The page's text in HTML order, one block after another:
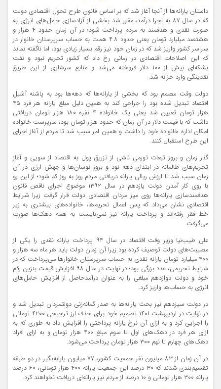
داستان یارانه‌ها از آنجا آغاز شد که بر اساس قانون طرح تحول اقتصادی دولت
که در سال ۸۷ به اجرا درآمد، مقرر شد بخشی از آزادسازی حامل‌های انرژی به
صورت نقدی و هدفمند به مردم پرداخت شود؛ در آن زمان حدود ۴ هزار و
هشتصد میلیارد تومان یعنی حدود ۴.۸ همت به حساب سرپرستان خانوار در
سراسر کشور واریز شد که در زمان خود نیز رقم بسیار زیادی بود، اما ناگفته نماند
که این اصلاحات اقتصادی در زمانی رخ داد که کشور تحریم نبود و نفت
بشکه‌ای بیش از ۱۰۰ دلار فروخته می‌شد و منابع سرشاری از این طریق
نقدینگی وارد خزانه شد.
دولت وقت مصمم بود که بخشی از یارانه‌ها که دهه‌ها بود به پاشنه آشیل
اقتصاد تبدیل شده بود را جراحی کند به همین دلیل مبلغ یارانه هر فرد ۴۵
هزار تومان تعیین شد یعنی یک خانواده ۴ نفره ۱۸۰ هزار تومان دریافتی
داشت که با قیمت دلار در آن زمان که حدود هزار تومان بود، سرپرست خانواده
امکان اداره خانواده خود را داشت و همین امر سبب شد تا مردم از آغاز اجرای
این طرح استقبال کنند.
گذر زمان و بروز تبعات تورمی ناشی از تزریق پول به اقتصاد از سویی و آغاز
تحریم‌های ظالمانه در ابتدای دهه نود و بروز نوسان‌ها و جهش ارزی در آن
زمان سبب شد تا ارزش ریالی یارانه دریافتی مردم روز به روز کم شود؛ از این رو
با روی کار آمدن دولت یازدهم در سال ۱۳۹۲ موضوع اجرای ناقص قانون
هدفمندسازی یارانه‌ها روی میز مردان اقتصادی دولت قرار گرفت زیرا شرایط
اقتصادی نشان می‌داد که پس اعمال تحریم‌ها، خانواده‌های بیشتری به زیر
خط فقر رفته‌اند و پرداخت یارانه نیز نمی‌بایست به همه دهک‌ها صورت
می‌گرفت.
علی طیب‌نیا وزیر وقت اقتصاد در سال ۹۴ پرداخت یارانه نقدی را یکی از
مصیبت‌های دولت توصیف کرده بود زیرا آن زمان دولت باید هر ماه سه هزار و
۴۰۰ میلیارد تومان یارانه نقدی به حساب سرپرستان خانوارها می‌پرداخت که در
شرایط تحریمی، عدد بزرگی بود؛ در نهایت در سال ۹۸ افزایش قیمت بنزین رقم
خود و دولت دوازدهم مبلغی را به عنوان درآمدحاصل از افزایش حامل‌های
انرژی به حساب‌ها واریز کرد.
در دولت سیزدهم نیز بحث یارانه‌ها به صدر گمانه‌زنی‌ دولتمردان تبدیل شد و
در نهایت در اردیبهشت ۱۴۰۱ تصمیم خود برای حذف ارز ترجیحی ۴۲۰۰ تومانی
را اجرایی کرد و به ازای آن نرخ یارانه پرداختی را افزایش داد به طوری که به
ازای هر فرد در دهک‌های اول تا سوم مبلغ ۴۰۰ هزار تومان و به ازای افراد
دهک‌های چهارم تا نهم ۳۰۰ هزار تومان پرداخت می‌شود.
در آن زمان از ۸۳ میلیون نفر جمعیت کشور، ۷۷ میلیون یارانه‌بگیر در دو طبقه
تقسیم‌بندی شدند که ۳۰ درصد این جمعیت یارانه ۴۰۰ هزار تومانی، ۶۰ درصد
یارانه ۳۰۰ هزار تومانی و ۱۰ درصد از مردم نیز یارانه‌ای دریافت نخواهند کرد.